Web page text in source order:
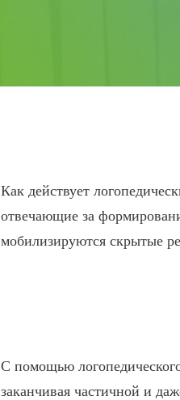
Как действует
отвечающие за
мобилизируются скрытые
С помощью
заканчивая частичной и